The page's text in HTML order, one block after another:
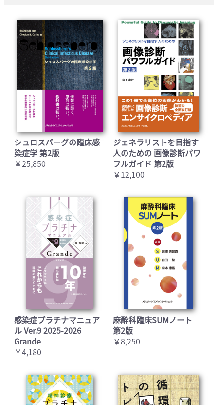
シュロスバーグの臨床感
染症学 第2版
￥25,850
ジェネラリストを目指す
人のための 画像診断パワ
フルガイド 第2版
￥12,100
感染症プラチナマニュア
ル Ver.9 2025-2026
Grande
￥4,180
麻酔科臨床SUMノート
第2版
￥8,250